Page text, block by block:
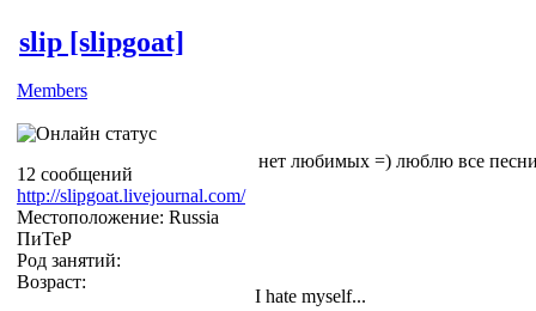
slip [slipgoat]
Members
12 сообщений
http://slipgoat.livejournal.com/
Местоположение: Russia
ПиТеР
Род занятий:
Возраст:
нет любимых =) люблю все
I hate myself...